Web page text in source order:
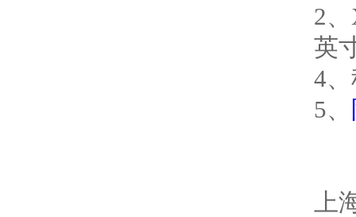
2
英
4
5、
上